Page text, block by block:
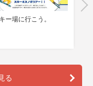
ー場に行こう。
る